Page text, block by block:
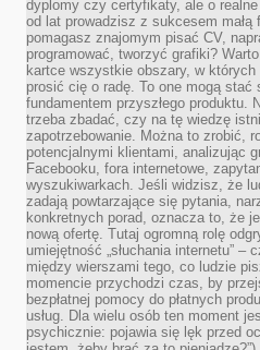
dyplomy czy certyfikaty, ale o
od lat prowadzisz z sukcesem małą
pomagasz znajomym pisać CV,
programować, tworzyć grafiki?
kartce wszystkie obszary, w których
prosić cię o radę. To one mogą stać
fundamentem przyszłego produktu.
trzeba zbadać, czy na tę wiedzę
zapotrzebowanie. Można to zrobić,
potencjalnymi klientami, analizując
Facebooku, fora internetowe,
wyszukiwarkach. Jeśli widzisz, że
zadają powtarzające się pytania,
konkretnych porad, oznacza to, że
nową ofertę. Tutaj ogromną rolę
umiejętność „słuchania internetu” –
między wierszami tego, co ludzie
momencie przychodzi czas, by
bezpłatnej pomocy do płatnych
usług. Dla wielu osób ten moment
psychicznie: pojawia się lęk przed